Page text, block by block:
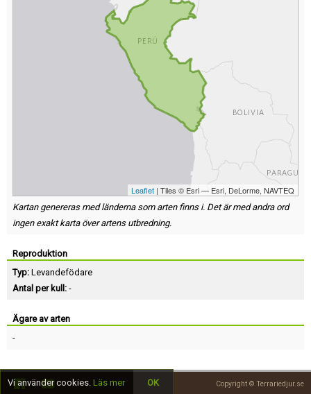
Leaflet | Tiles © Esri — Esri, DeLorme, NAVTEQ
Kartan genereras med länderna som arten finns i. Det är med andra ord
ingen exakt karta över artens utbredning.
Reproduktion
Typ: Levandefödare
Antal per kull: -
Ägare av arten
-
Copyright © Terrariedjur.se
Vi använder cookies. Läs mer OK